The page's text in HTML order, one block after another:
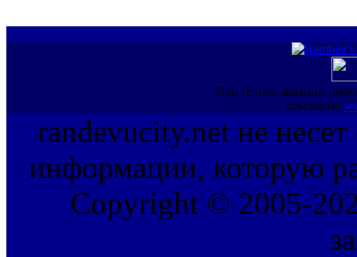
При использовании
ссылка на
randevucity.net не несет
информации, которую
Copyright © 2005-